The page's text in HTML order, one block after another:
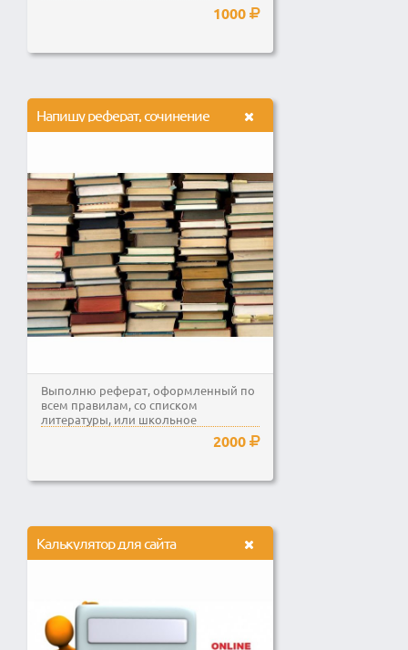
1000
Напишу реферат, сочинение
Выполню реферат, оформленный по
всем правилам, со списком
литературы, или школьное
2000
Калькулятор для сайта